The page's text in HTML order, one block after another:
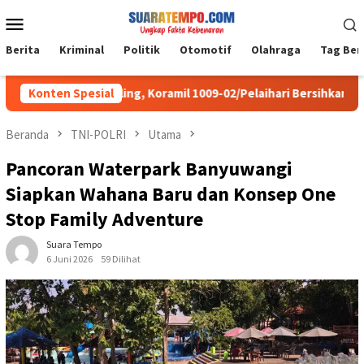
ke
kontenMobile
Berita Kriminal Politik Otomotif Olahraga Tag
Konten Spesial
My Darling, Koramil 1009-02/Pelaihari Bersihkan Sampah di
Beranda TNI-POLRI Utama
Pancoran Waterpark Banyuwangi
Siapkan Wahana Baru dan Konsep One
Stop Family Adventure
Suara Tempo
6 Juni 2026
59 Dilihat